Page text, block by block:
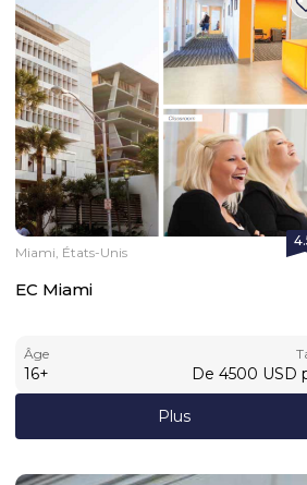
Miami, États-Unis
EC Miami
Âge
16+ De 4500 USD
Plus